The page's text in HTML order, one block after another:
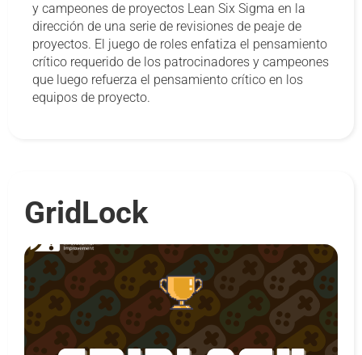
y campeones de proyectos Lean Six Sigma en la
dirección de una serie de revisiones de peaje de
proyectos. El juego de roles enfatiza el pensamiento
crítico requerido de los patrocinadores y campeones
que luego refuerza el pensamiento crítico en los
equipos de proyecto.
GridLock